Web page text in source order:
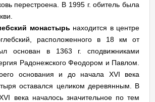
перестроена. В 1995 г. обитель была
монастырь находится в центре
расположенного в 18 км от
основан в 1363 г. сподвижниками
Радонежского Феодором и Павлом.
основания и до начала XVI века
оставался целиком деревянным. В
века началось значительное по тем